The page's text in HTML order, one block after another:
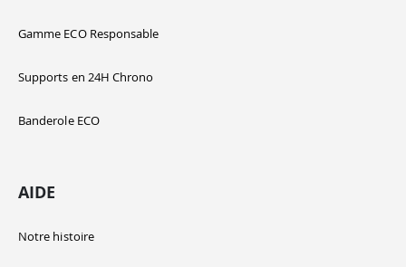
Gamme ECO Responsable
Supports en 24H Chrono
Banderole ECO
AIDE
Notre histoire